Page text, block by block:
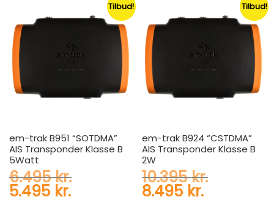
Tilbud!
em-trak B951 “SOTDMA”
AIS Transponder Klasse B
5Watt
6.495kr.Den oprindelige pris var:
5.495 kr.Den aktuelle pris er: 5.495
Tilbud!
em-trak B924 “CSTDMA”
AIS Transponder Klasse B
2W
10.395kr.Den
8.495 kr.Den